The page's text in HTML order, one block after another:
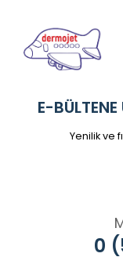
E-
Yenilik ve
0